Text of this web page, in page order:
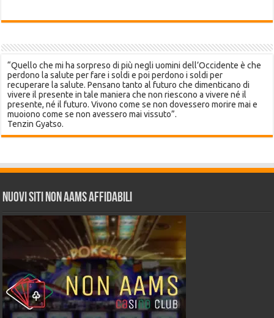
“Quello che mi ha sorpreso di più negli uomini dell’Occidente è che
perdono la salute per fare i soldi e poi perdono i soldi per
recuperare la salute. Pensano tanto al futuro che dimenticano di
vivere il presente in tale maniera che non riescono a vivere né il
presente, né il futuro. Vivono come se non dovessero morire mai e
muoiono come se non avessero mai vissuto”.
Tenzin Gyatso.
Nuovi siti non AAMS affidabili